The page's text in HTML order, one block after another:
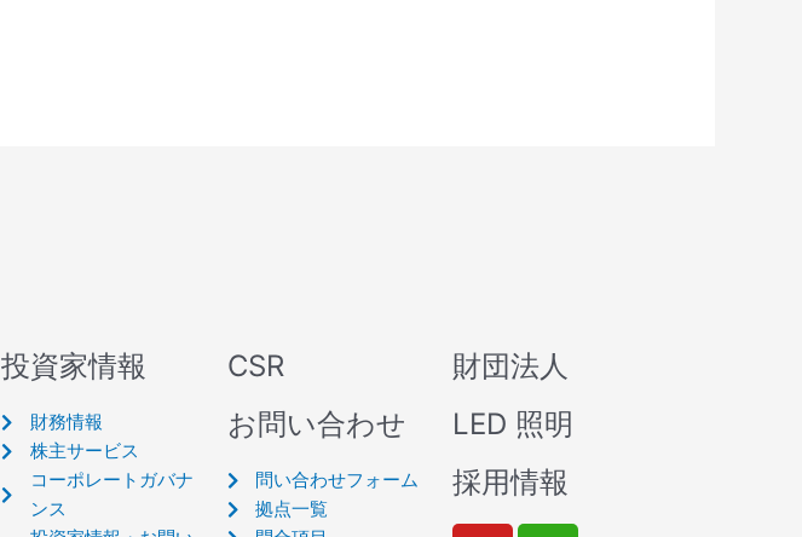
投資家情報
財務情報
株主サービス
コーポレートガバナ
ンス
CSR
お問い合わせ
問い合わせフォーム
拠点一覧
財団法人
LED 照明
採用情報